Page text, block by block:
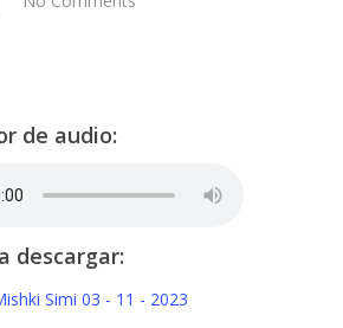
de audio:
descargar:
Simi 03 - 11 - 2023